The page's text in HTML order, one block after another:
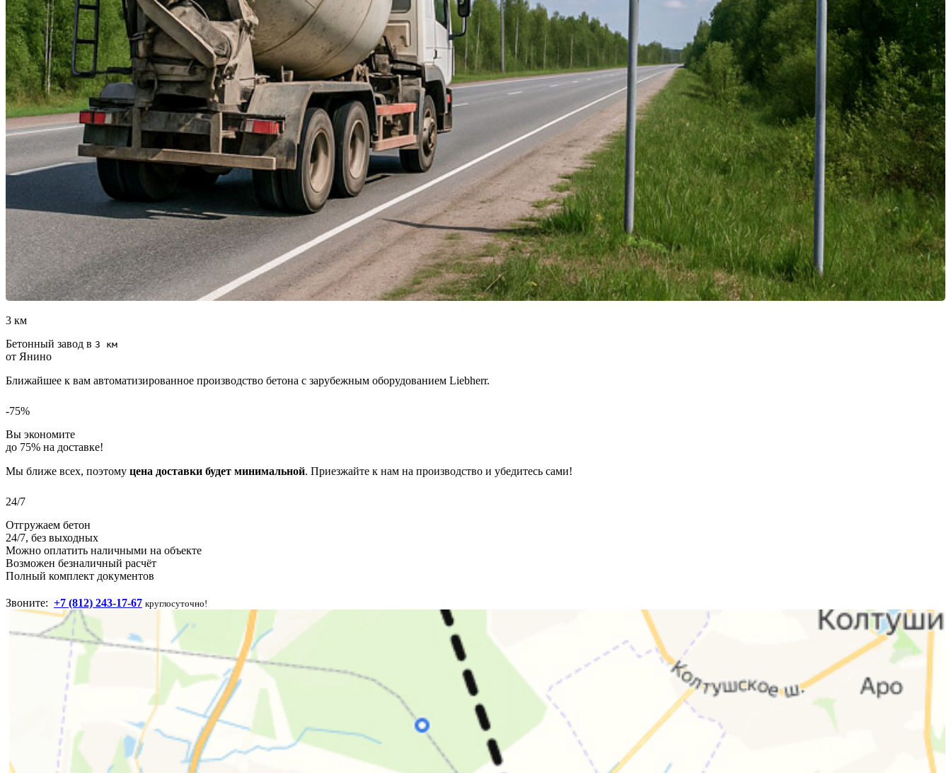
3 км
Бетонный завод в 3 км
от Янино
Ближайшее к вам автоматизированное производство бетона с зарубежным оборудованием Liebherr.
-75%
Вы экономите
до 75% на доставке!
Мы ближе всех, поэтому цена доставки будет минимальной. Приезжайте к нам на производство и убедитесь сами!
24/7
Отгружаем бетон
24/7, без выходных
Можно оплатить наличными на объекте
Возможен безналичный расчёт
Полный комплект документов
Звоните: +7 (812) 243-17-67 круглосуточно!